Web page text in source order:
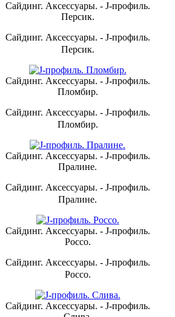
Сайдинг. Аксессуары. - J-профиль.
Персик.
Сайдинг. Аксессуары. - J-профиль.
Персик.
Сайдинг. Аксессуары. - J-профиль.
Пломбир.
Сайдинг. Аксессуары. - J-профиль.
Пломбир.
Сайдинг. Аксессуары. - J-профиль.
Пралине.
Сайдинг. Аксессуары. - J-профиль.
Пралине.
Сайдинг. Аксессуары. - J-профиль.
Россо.
Сайдинг. Аксессуары. - J-профиль.
Россо.
Сайдинг. Аксессуары. - J-профиль.